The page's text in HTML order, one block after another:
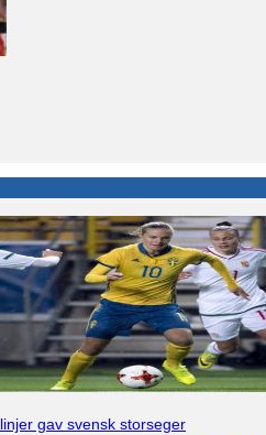
gav svensk storseger